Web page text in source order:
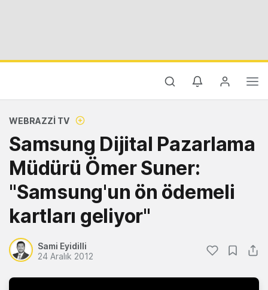
WEBRAZZI TV
Samsung Dijital Pazarlama
Müdürü Ömer Suner:
"Samsung'un ön ödemeli
kartları geliyor"
Sami Eyidilli
24 Aralık 2012